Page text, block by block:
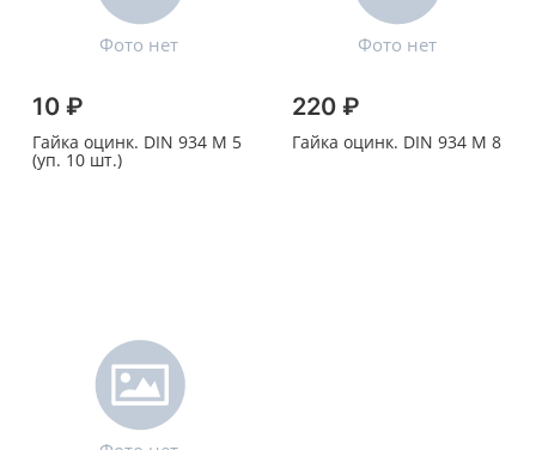
10 ₽
Гайка оцинк. DIN 934 M 5
(уп. 10 шт.)
220 ₽
Гайка оцинк. DIN 934 M 8